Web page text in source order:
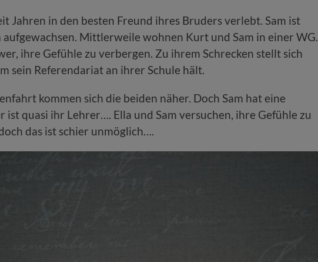
Jahren in den besten Freund ihres Bruders verlebt. Sam ist
Mittlerweile wohnen Kurt und Sam in einer WG.
ihre Gefühle zu verbergen. Zu ihrem Schrecken stellt sich
sein Referendariat an ihrer Schule hält.
kommen sich die beiden näher. Doch Sam hat eine
ist quasi ihr Lehrer…. Ella und Sam versuchen, ihre Gefühle zu
das ist schier unmöglich….